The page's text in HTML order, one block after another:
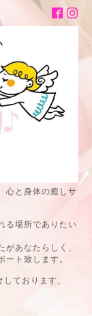
心と身体の癒しサ
る場所でありたい
あなたらしく、
ト致します。
ております、